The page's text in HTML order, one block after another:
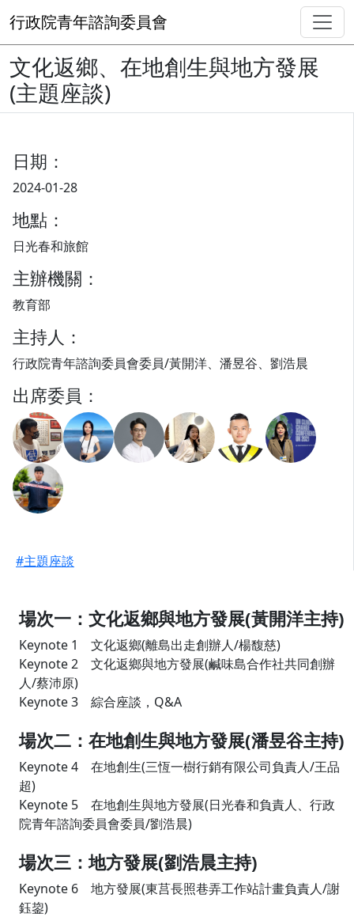
行政院青年諮詢委員會
文化返鄉、在地創生與地方發展
(主題座談)
日期：
2024-01-28
地點：
日光春和旅館
主辦機關：
教育部
主持人：
行政院青年諮詢委員會委員/黃開洋、潘昱谷、劉浩晨
出席委員：
#主題座談
場次一：文化返鄉與地方發展(黃開洋主持)
Keynote 1 文化返鄉(離島出走創辦人/楊馥慈)
Keynote 2 文化返鄉與地方發展(鹹味島合作社共同創辦
人/蔡沛原)
Keynote 3 綜合座談，Q&A
場次二：在地創生與地方發展(潘昱谷主持)
Keynote 4 在地創生(三恆一樹行銷有限公司負責人/王品
超)
Keynote 5 在地創生與地方發展(日光春和負責人、行政
院青年諮詢委員會委員/劉浩晨)
場次三：地方發展(劉浩晨主持)
Keynote 6 地方發展(東莒長照巷弄工作站計畫負責人/謝
鈺鋆)